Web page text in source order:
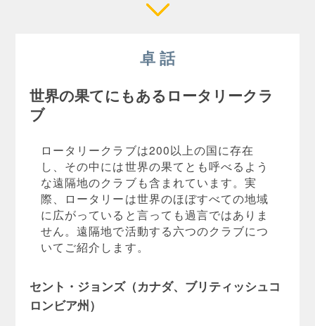
卓 話
世界の果てにもあるロータリークラ
ブ
ロータリークラブは200以上の国に存在
し、その中には世界の果てとも呼べるよう
な遠隔地のクラブも含まれています。実
際、ロータリーは世界のほぼすべての地域
に広がっていると言っても過言ではありま
せん。遠隔地で活動する六つのクラブにつ
いてご紹介します。
セント・ジョンズ（カナダ、ブリティッシュコ
ロンビア州）